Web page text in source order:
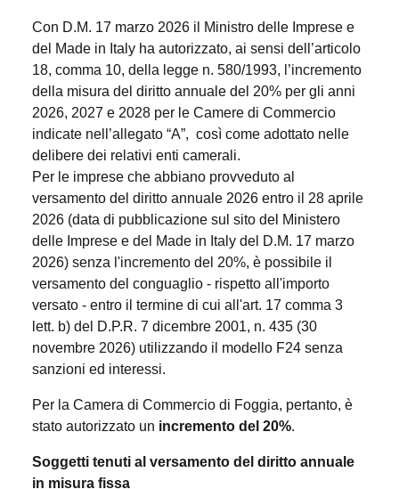
Con D.M. 17 marzo 2026 il Ministro delle Imprese e
del Made in Italy ha autorizzato, ai sensi dell’articolo
18, comma 10, della legge n. 580/1993, l’incremento
della misura del diritto annuale del 20% per gli anni
2026, 2027 e 2028 per le Camere di Commercio
indicate nell’allegato “A”, così come adottato nelle
delibere dei relativi enti camerali.
Per le imprese che abbiano provveduto al
versamento del diritto annuale 2026 entro il 28 aprile
2026 (data di pubblicazione sul sito del Ministero
delle Imprese e del Made in Italy del D.M. 17 marzo
2026) senza l'incremento del 20%, è possibile il
versamento del conguaglio - rispetto all'importo
versato - entro il termine di cui all'art. 17 comma 3
lett. b) del D.P.R. 7 dicembre 2001, n. 435 (30
novembre 2026) utilizzando il modello F24 senza
sanzioni ed interessi.
Per la Camera di Commercio di Foggia, pertanto, è
stato autorizzato un incremento del 20%.
Soggetti tenuti al versamento del diritto annuale
in misura fissa